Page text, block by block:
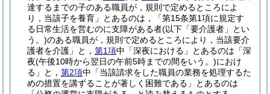
達するまでの子のある職員が，規則で定めるところによ
り，当該子を養育」とあるのは，「第15条第1項に規定す
る日常生活を営むのに支障がある者(以下「要介護者」とい
う。)のある職員が，規則で定めるところにより，当該要介
護者を介護」と， 第1項中「深夜における」とあるのは「深
夜(午後10時から翌日の午前5時までの間をいう。)におけ
る」と， 第2項中「当該請求をした職員の業務を処理するた
めの措置を講ずることが著しく困難である」とあるのは